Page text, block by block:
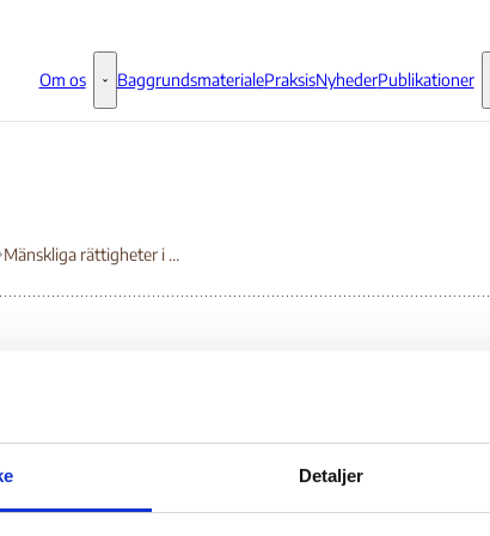
Detaljer
Om os Om os - Flere links
BaggrundsmaterialePraksisNyhederPublikationer
Mänskliga rättigheter i Libanon 2005
2005